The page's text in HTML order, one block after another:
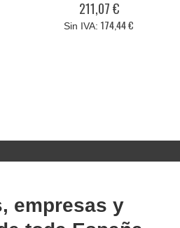
211,07 €
174,44 €
empresas y